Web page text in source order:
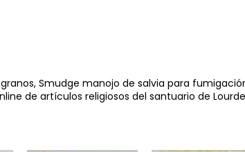
Smudge manojo de salvia para
de artículos religiosos del santuario de